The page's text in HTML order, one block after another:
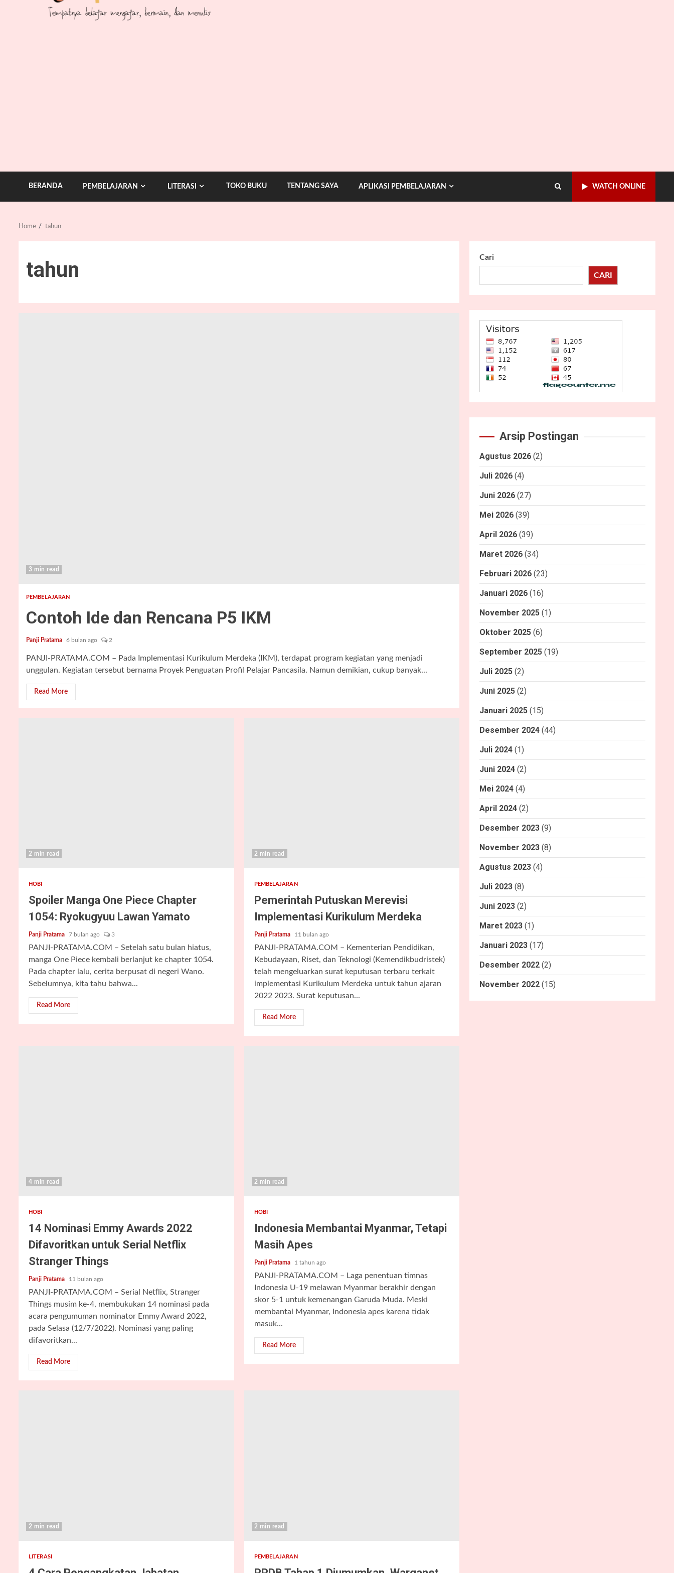
BERANDA PEMBELAJARAN LITERASI TOKO BUKU TENTANG SAYA APLIKASI PEMBELAJARAN WATCH ONLINE
Home tahun
tahun
3 min read
PEMBELAJARAN
Contoh Ide dan Rencana P5 IKM
Panji Pratama 6 bulan ago 2
PANJI-PRATAMA.COM – Pada Implementasi Kurikulum Merdeka (IKM), terdapat program kegiatan yang menjadi
unggulan. Kegiatan tersebut bernama Proyek Penguatan Profil Pelajar Pancasila. Namun demikian, cukup banyak...
Read More
2 min read
HOBI
Spoiler Manga One Piece Chapter
1054: Ryokugyuu Lawan Yamato
Panji Pratama 7 bulan ago 3
PANJI-PRATAMA.COM – Setelah satu bulan hiatus,
manga One Piece kembali berlanjut ke chapter 1054.
Pada chapter lalu, cerita berpusat di negeri Wano.
Sebelumnya, kita tahu bahwa...
Read More
2 min read
PEMBELAJARAN
Pemerintah Putuskan Merevisi
Implementasi Kurikulum Merdeka
Panji Pratama 11 bulan ago
PANJI-PRATAMA.COM – Kementerian Pendidikan,
Kebudayaan, Riset, dan Teknologi (Kemendikbudristek)
telah mengeluarkan surat keputusan terbaru terkait
implementasi Kurikulum Merdeka untuk tahun ajaran
2022 2023. Surat keputusan...
Read More
4 min read
HOBI
14 Nominasi Emmy Awards 2022
Difavoritkan untuk Serial Netflix
Stranger Things
Panji Pratama 11 bulan ago
PANJI-PRATAMA.COM – Serial Netflix, Stranger
Things musim ke-4, membukukan 14 nominasi pada
acara pengumuman nominator Emmy Award 2022,
pada Selasa (12/7/2022). Nominasi yang paling
difavoritkan...
Read More
2 min read
HOBI
Indonesia Membantai Myanmar, Tetapi
Masih Apes
Panji Pratama 1 tahun ago
PANJI-PRATAMA.COM – Laga penentuan timnas
Indonesia U-19 melawan Myanmar berakhir dengan
skor 5-1 untuk kemenangan Garuda Muda. Meski
membantai Myanmar, Indonesia apes karena tidak
masuk...
Read More
2 min read
LITERASI
2 min read
PEMBELAJARAN
Cari
CARI
Arsip Postingan
Agustus 2026 (2)
Juli 2026 (4)
Juni 2026 (27)
Mei 2026 (39)
April 2026 (39)
Maret 2026 (34)
Februari 2026 (23)
Januari 2026 (16)
November 2025 (1)
Oktober 2025 (6)
September 2025 (19)
Juli 2025 (2)
Juni 2025 (2)
Januari 2025 (15)
Desember 2024 (44)
Juli 2024 (1)
Juni 2024 (2)
Mei 2024 (4)
April 2024 (2)
Desember 2023 (9)
November 2023 (8)
Agustus 2023 (4)
Juli 2023 (8)
Juni 2023 (2)
Maret 2023 (1)
Januari 2023 (17)
Desember 2022 (2)
November 2022 (15)